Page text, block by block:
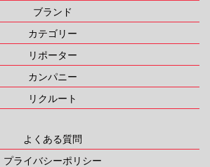
ブランド
カテゴリー
リポーター
カンパニー
リクルート
よくある質問
プライバシーポリシー